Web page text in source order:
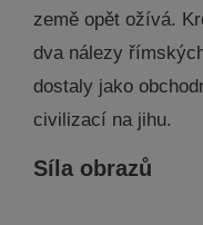
země opět ožívá.
dva nálezy
dostaly jako
civilizací na jihu.
Síla obrazů